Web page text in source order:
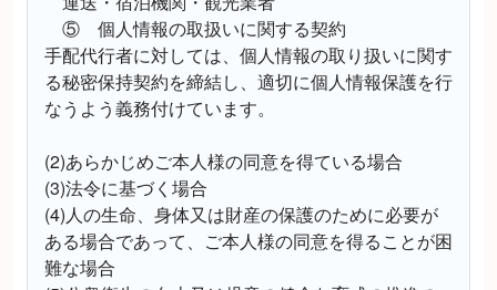
⑤ 個人情報の取扱いに関する契約
手配代行者に対しては、個人情報の取り扱いに関す
る秘密保持契約を締結し、適切に個人情報保護を行
なうよう義務付けています。
(2)あらかじめご本人様の同意を得ている場合
(3)法令に基づく場合
(4)人の生命、身体又は財産の保護のために必要が
ある場合であって、ご本人様の同意を得ることが困
難な場合